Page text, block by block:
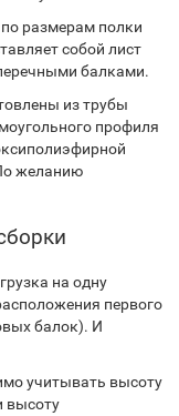
размерам полки
собой лист
балками.
из трубы
профиля
желанию
на одну
первого
балок). И
учитывать высоту
высоту